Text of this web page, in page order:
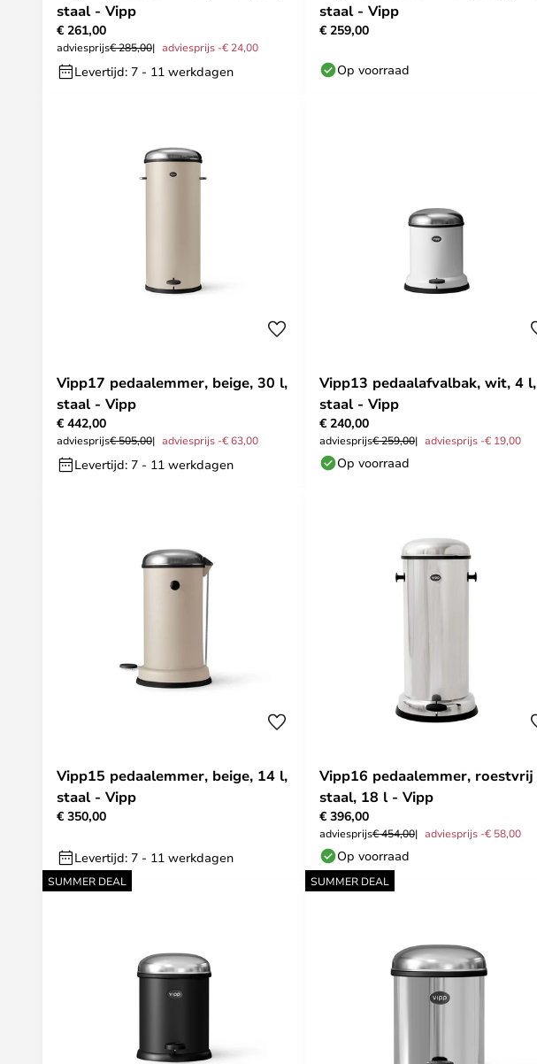
staal - Vipp
€ 261,00
adviesprijs€ 285,00 adviesprijs -€ 24,00
Levertijd: 7 - 11 werkdagen
staal - Vipp
€ 259,00
Op voorraad
Vipp17 pedaalemmer, beige, 30 l,
staal - Vipp
€ 442,00
adviesprijs€ 505,00 adviesprijs -€ 63,00
Levertijd: 7 - 11 werkdagen
Vipp13 pedaalafvalbak, wit, 4 l,
staal - Vipp
€ 240,00
adviesprijs€ 259,00 adviesprijs -€ 19,00
Op voorraad
Vipp15 pedaalemmer, beige, 14 l,
staal - Vipp
€ 350,00
Levertijd: 7 - 11 werkdagen
Vipp16 pedaalemmer, roestvrij
staal, 18 l - Vipp
€ 396,00
adviesprijs€ 454,00 adviesprijs -€ 58,00
Op voorraad
SUMMER DEAL SUMMER DEAL